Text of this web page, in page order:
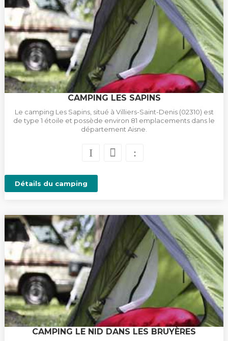
CAMPING LES SAPINS
Le camping Les Sapins, situé à Villiers-Saint-Denis (02310) est
de type 1 étoile et possède environ 81 emplacements dans le
département Aisne.
Détails du camping
CAMPING LE NID DANS LES BRUYÈRES